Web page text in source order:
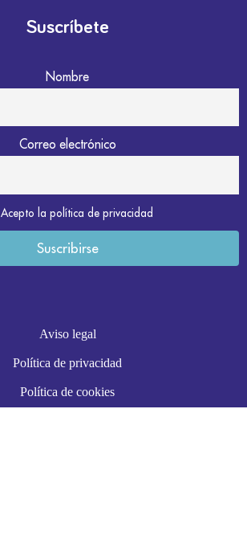
Suscríbete
Nombre
Correo electrónico
Acepto la política de privacidad
Aviso legal
Política de privacidad
Política de cookies